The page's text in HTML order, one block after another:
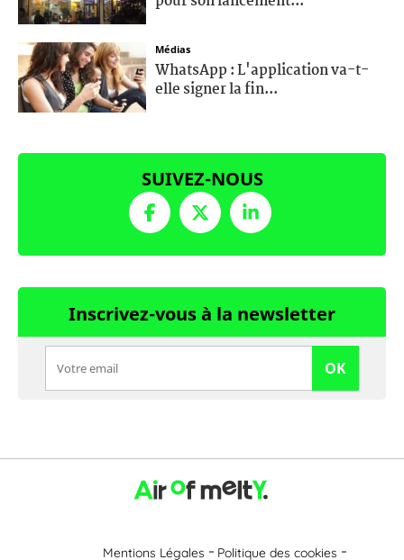
Médias
WhatsApp : L'application va-t-
elle signer la fin...
SUIVEZ-NOUS
Inscrivez-vous à la newsletter
OK
Mentions Légales Politique des cookies